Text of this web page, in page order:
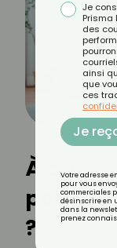
À quelle
pour
?
Je
Prisma
des
ainsi
que
ces
Je
Votre adresse
pour vous
commerciales
désinscrire en
dans la
prenez